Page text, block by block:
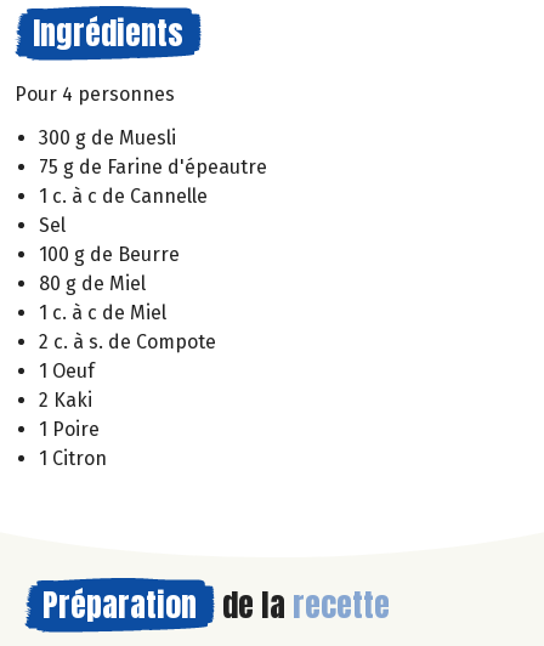
Ingrédients
Pour 4 personnes
300 g de Muesli
75 g de Farine d'épeautre
1 c. à c de Cannelle
Sel
100 g de Beurre
80 g de Miel
1 c. à c de Miel
2 c. à s. de Compote
1 Oeuf
2 Kaki
1 Poire
1 Citron
Préparation de la recette